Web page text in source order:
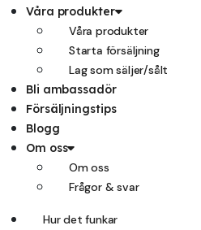
Våra produkter
Våra produkter
Starta försäljning
Lag som säljer/sålt
Bli ambassadör
Försäljningstips
Blogg
Om oss
Om oss
Frågor & svar
Hur det funkar